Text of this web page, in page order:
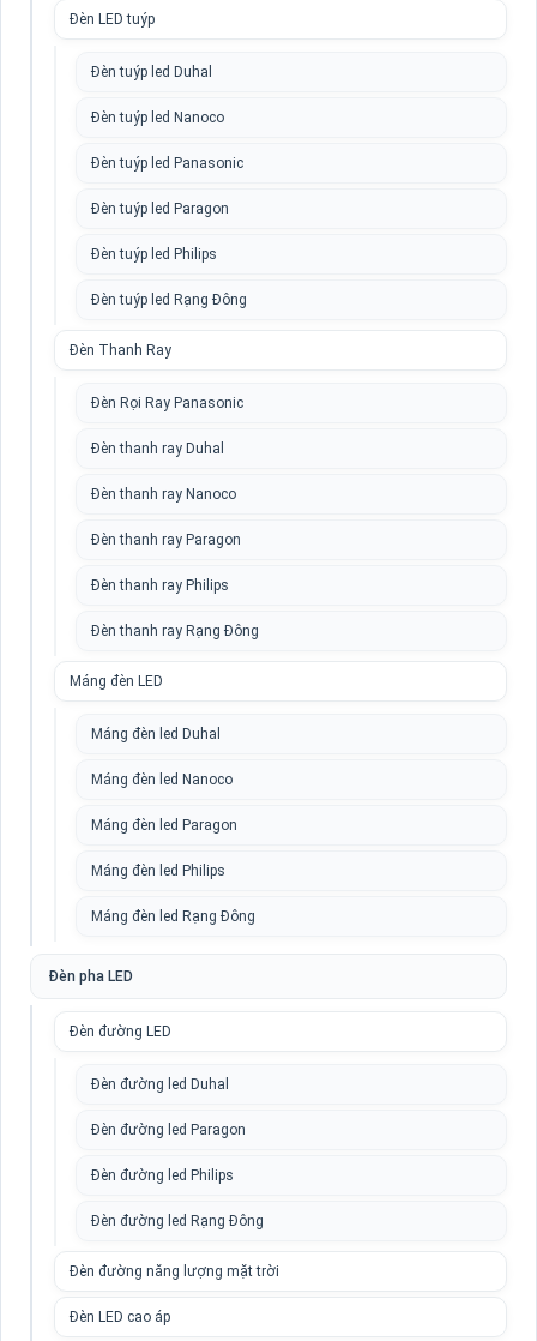
Đèn LED tuýp
Đèn tuýp led Duhal
Đèn tuýp led Nanoco
Đèn tuýp led Panasonic
Đèn tuýp led Paragon
Đèn tuýp led Philips
Đèn tuýp led Rạng Đông
Đèn Thanh Ray
Đèn Rọi Ray Panasonic
Đèn thanh ray Duhal
Đèn thanh ray Nanoco
Đèn thanh ray Paragon
Đèn thanh ray Philips
Đèn thanh ray Rạng Đông
Máng đèn LED
Máng đèn led Duhal
Máng đèn led Nanoco
Máng đèn led Paragon
Máng đèn led Philips
Máng đèn led Rạng Đông
Đèn pha LED
Đèn đường LED
Đèn đường led Duhal
Đèn đường led Paragon
Đèn đường led Philips
Đèn đường led Rạng Đông
Đèn đường năng lượng mặt trời
Đèn LED cao áp